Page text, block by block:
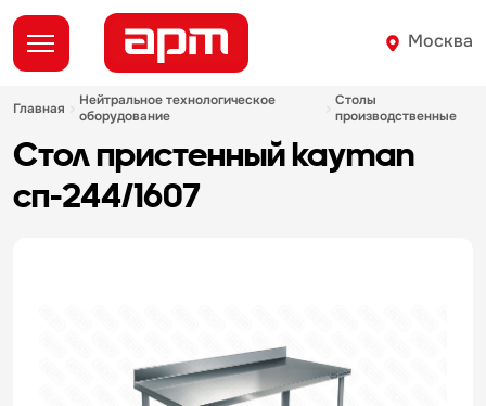
Москва
главная
нейтральное технологическое
оборудование
столы
производственные
стол пристенный kayman
сп-244/1607